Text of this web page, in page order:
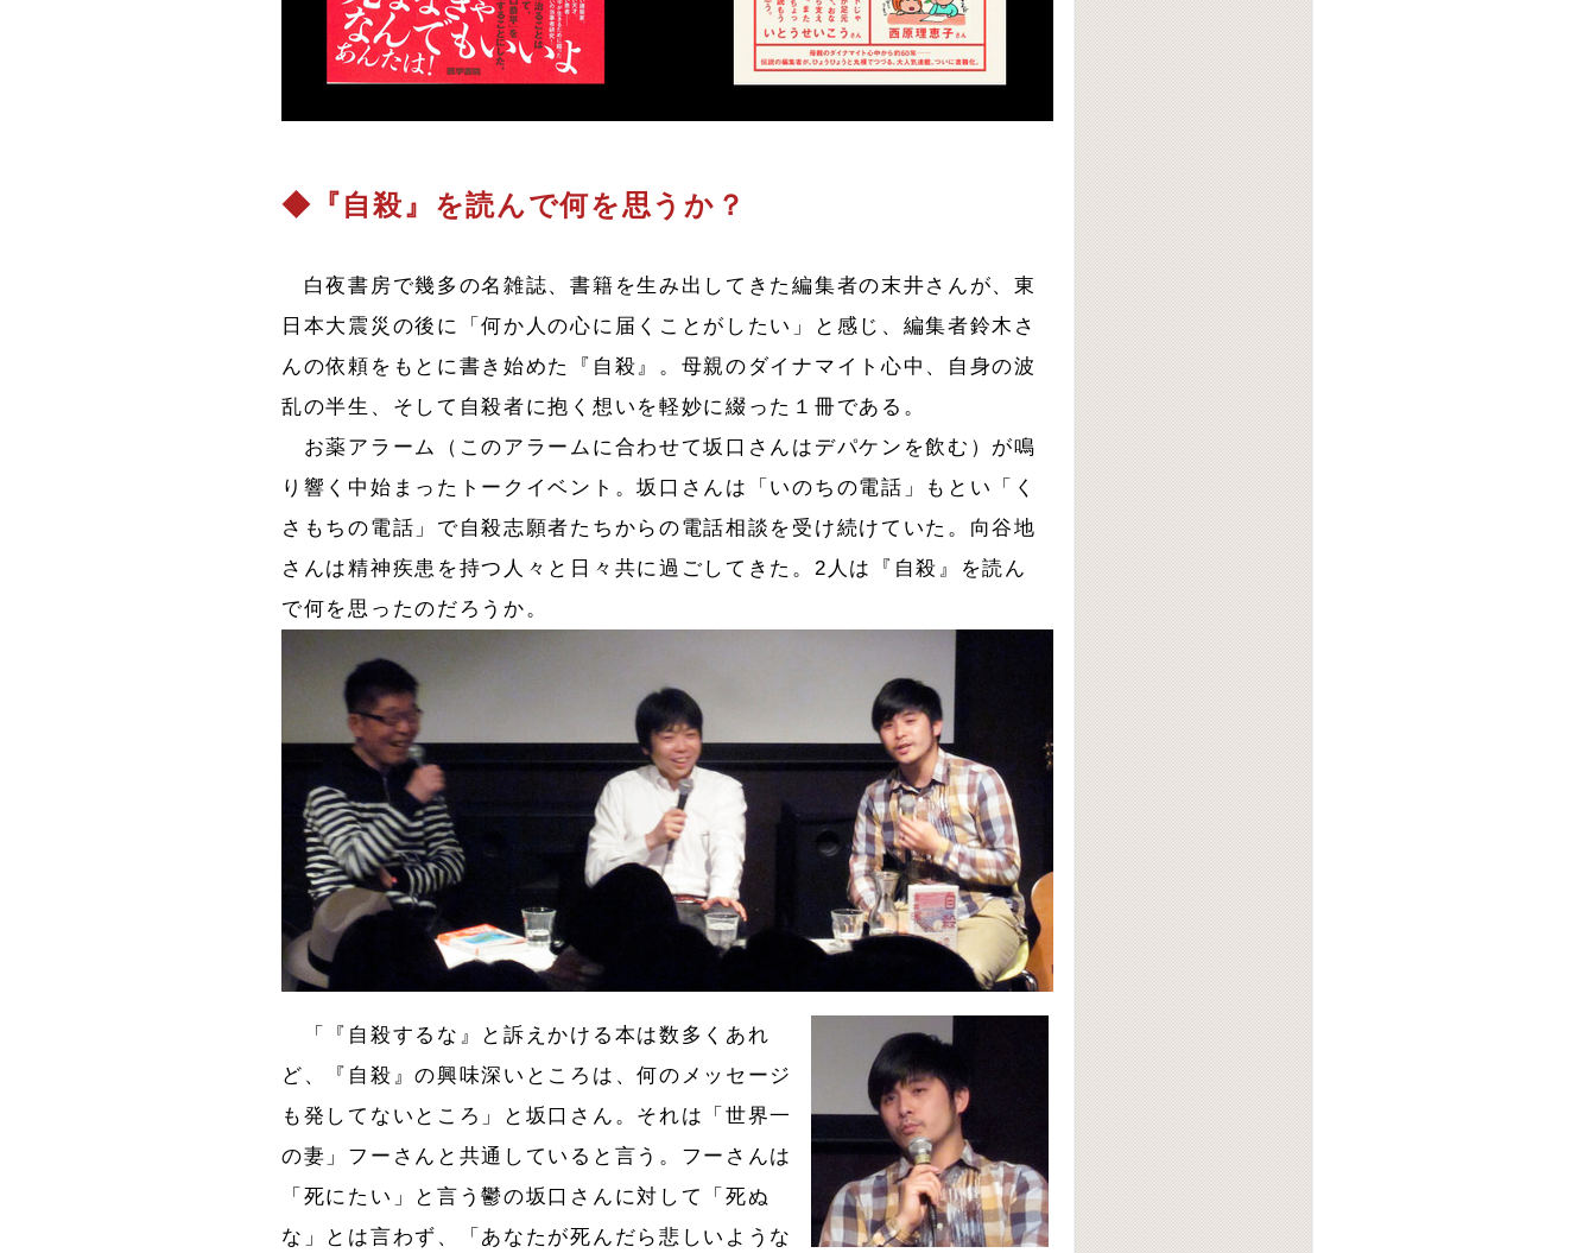
◆『自殺』を読んで何を思うか？
白夜書房で幾多の名雑誌、書籍を生み出してきた編集者の末井さんが、東
日本大震災の後に「何か人の心に届くことがしたい」と感じ、編集者鈴木さ
んの依頼をもとに書き始めた『自殺』。母親のダイナマイト心中、自身の波
乱の半生、そして自殺者に抱く想いを軽妙に綴った１冊である。
お薬アラーム（このアラームに合わせて坂口さんはデパケンを飲む）が鳴
り響く中始まったトークイベント。坂口さんは「いのちの電話」もとい「く
さもちの電話」で自殺志願者たちからの電話相談を受け続けていた。向谷地
さんは精神疾患を持つ人々と日々共に過ごしてきた。2人は『自殺』を読ん
で何を思ったのだろうか。
「『自殺するな』と訴えかける本は数多くあれ
ど、『自殺』の興味深いところは、何のメッセージ
も発してないところ」と坂口さん。それは「世界一
の妻」フーさんと共通していると言う。フーさんは
「死にたい」と言う鬱の坂口さんに対して「死ぬ
な」とは言わず、「あなたが死んだら悲しいような